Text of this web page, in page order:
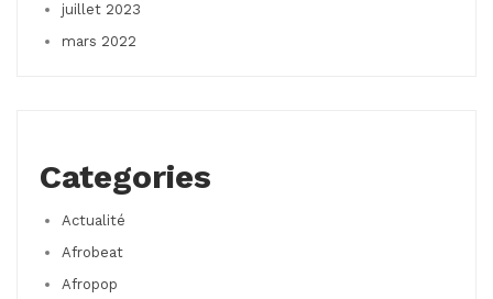
juillet 2023
mars 2022
Categories
Actualité
Afrobeat
Afropop